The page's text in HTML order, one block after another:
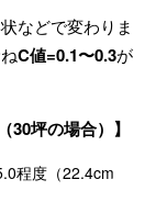
などで変わりま
C値=0.1〜0.3が
30坪の場合）】
程度（22.4cm